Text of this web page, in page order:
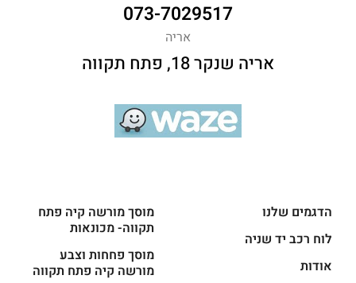
073-7029517
אריה
אריה שנקר 18, פתח תקווה
הדגמים שלנו
לוח רכב יד שניה
אודות
מוסך מורשה קיה פתח
תקווה- מכונאות
מוסך פחחות וצבע
מורשה קיה פתח תקווה